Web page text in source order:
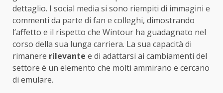
dettaglio. I social media si sono riempiti di immagini e
commenti da parte di fan e colleghi, dimostrando
l’affetto e il rispetto che Wintour ha guadagnato nel
corso della sua lunga carriera. La sua capacità di
rimanere rilevante e di adattarsi ai cambiamenti del
settore è un elemento che molti ammirano e cercano
di emulare.